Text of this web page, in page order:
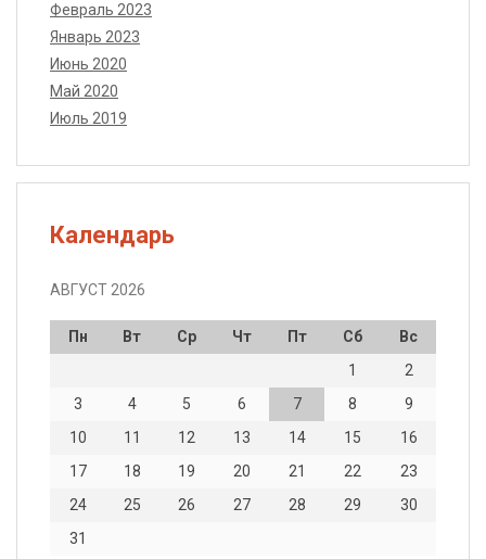
Февраль 2023
Январь 2023
Июнь 2020
Май 2020
Июль 2019
Календарь
АВГУСТ 2026
Пн Вт Ср Чт Пт Сб
Вс
1
2
3
4 5 6 7 8
9
10
11 12 13 14 15
16
17
18 19 20 21 22
23
24
25 26 27 28 29
30
31